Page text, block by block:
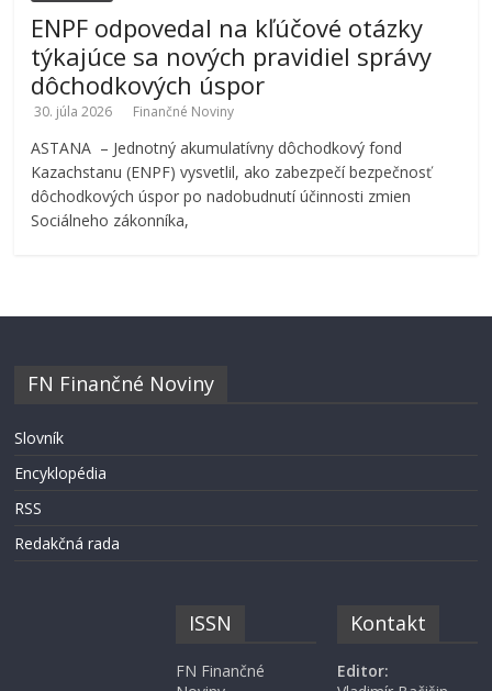
ENPF odpovedal na kľúčové otázky
týkajúce sa nových pravidiel správy
dôchodkových úspor
30. júla 2026 Finančné Noviny
ASTANA – Jednotný akumulatívny dôchodkový fond
Kazachstanu (ENPF) vysvetlil, ako zabezpečí bezpečnosť
dôchodkových úspor po nadobudnutí účinnosti zmien
Sociálneho zákonníka,
FN Finančné Noviny
Slovník
Encyklopédia
RSS
Redakčná rada
ISSN
FN Finančné
Kontakt
Editor: